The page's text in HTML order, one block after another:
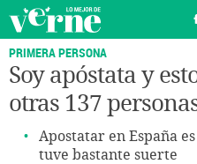
PRIMERA PERSONA
Soy apóstata y
otras 137
Apostatar en España
tuve bastante suerte